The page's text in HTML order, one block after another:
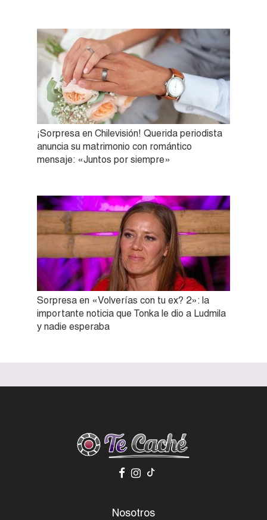
¡Sorpresa en Chilevisión! Querida periodista
anuncia su matrimonio con romántico
mensaje: «Juntos por siempre»
Sorpresa en «Volverías con tu ex? 2»: la
importante noticia que Tonka le dio a Ludmila
y nadie esperaba
Nosotros